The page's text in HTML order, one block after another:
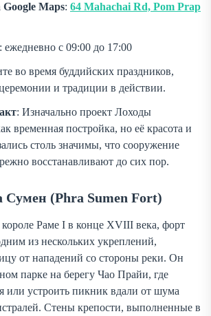
Maps: 64 Mahachai Rd, Pom Prap
: ежедневно с 09:00 до 17:00
во время буддийских праздников,
и традиции в действии.
: Изначально проект Лоходы
временная постройка, но её красота и
столь значимы, что сооружение
восстанавливают до сих пор.
Сумен (Phra Sumen Fort)
Раме I в конце XVIII века, форт
из нескольких укреплений,
от нападений со стороны реки. Он
парке на берегу Чао Прайи, где
или устроить пикник вдали от шума
Стены крепости, выполненные в